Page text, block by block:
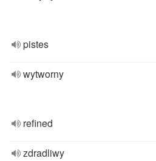
pistes
wytworny
refined
zdradliwy